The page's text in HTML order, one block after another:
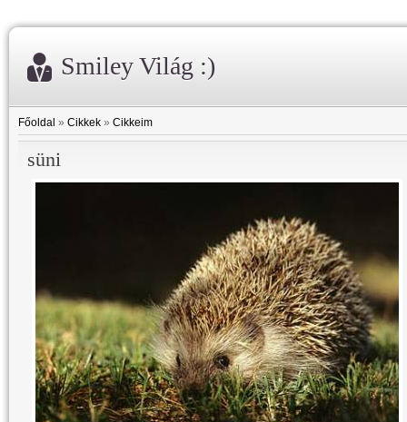
Smiley Világ :)
Főoldal » Cikkek » Cikkeim
süni